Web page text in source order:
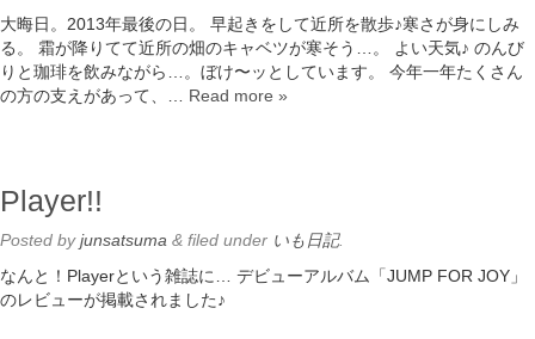
大晦日。2013年最後の日。 早起きをして近所を散歩♪寒さが身にしみ
る。 霜が降りてて近所の畑のキャベツが寒そう…。 よい天気♪ のんび
りと珈琲を飲みながら…。ぼけ〜ッとしています。 今年一年たくさん
の方の支えがあって、… Read more »
Player!!
Posted byjunsatsuma & filed under いも日記.
なんと！Playerという雑誌に… デビューアルバム「JUMP FOR JOY」
のレビューが掲載されました♪